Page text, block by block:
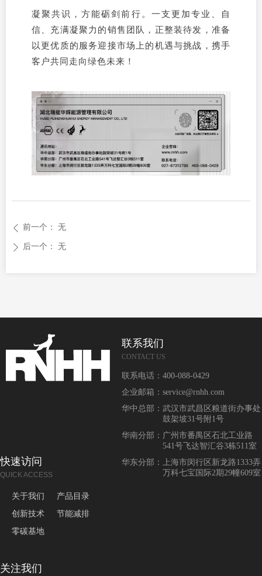
凝聚共识，方能砺剑前行。一支更加专业、自
信、充满凝聚力的销售团队，正整装待发，准备
以更优质的服务迎接市场上的机遇与挑战，携手
客户共同走向绿色未来！
ꄴ 前一个： 无
ꄲ 后一个： 无
联系我们
CONTACT US
联系电话： 400-088-0429
企业邮箱： service@rnhh.com
华中总部： 武汉市武昌区粮道街办事处
鼓架坡31号附1号
华南分部： 广州市番禺区石北工业路
541号飞达智汇谷3栋511室
华东分部： 上海市闵行区新龙路1333弄
万科七宝国际2期29幢609室
快速访问
QUICK ACCESS
关于我们
创新技术
零碳基地
产品目录
节能减排
关注我们